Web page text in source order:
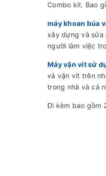
Combo kit. Bao
máy khoan búa
xây dựng và sửa
người làm việc
Máy vặn vít sử
và vặn vít trên
trong nhà và cả
Đi kèm bao gồm